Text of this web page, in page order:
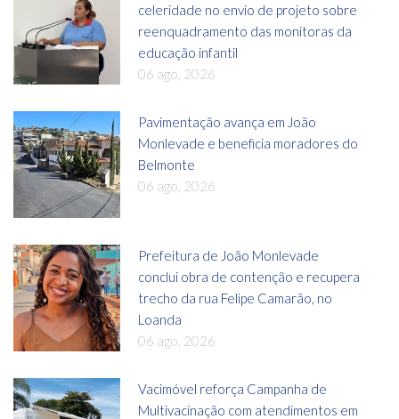
celeridade no envio de projeto sobre
reenquadramento das monitoras da
educação infantil
06 ago, 2026
Pavimentação avança em João
Monlevade e beneficia moradores do
Belmonte
06 ago, 2026
Prefeitura de João Monlevade
conclui obra de contenção e recupera
trecho da rua Felipe Camarão, no
Loanda
06 ago, 2026
Vacimóvel reforça Campanha de
Multivacinação com atendimentos em